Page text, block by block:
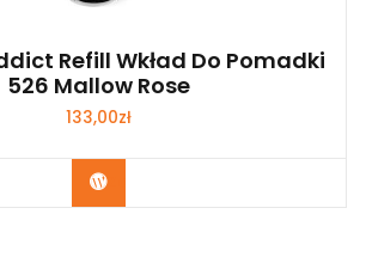
Refill Wkład Do Pomadki
526 Mallow Rose
133,00zł
Zobacz